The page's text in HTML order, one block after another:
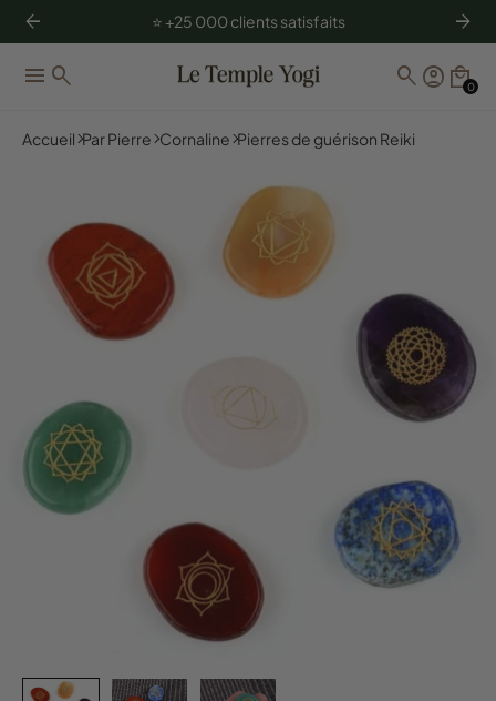
arrow_back arrow_forward
⭐️ +25 000 clients satisfaits
menu search search account_circle local_mall
0
Accueil Par Pierre Cornaline Pierres de guérison Reiki